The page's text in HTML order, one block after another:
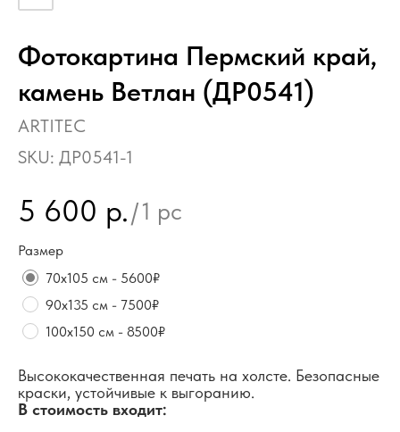
Фотокартина Пермский край,
камень Ветлан (ДР0541)
ARTITEC
SKU: ДР0541-1
5 600 р./1 pc
Размер
70х105 см - 5600₽
90х135 см - 7500₽
100х150 см - 8500₽
Высококачественная печать на холсте. Безопасные
краски, устойчивые к выгоранию.
В стоимость входит: